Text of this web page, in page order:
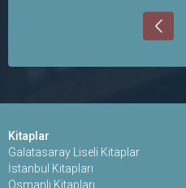
Kitaplar
Galatasaray Liseli Kitaplar
İstanbul Kitapları
Osmanlı Kitapları